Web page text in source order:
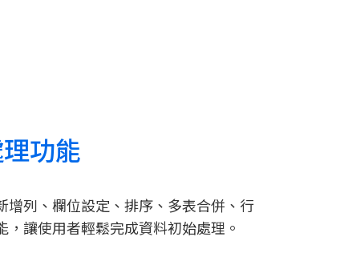
功能
增列、欄位設定、排序、多表合併、行
讓使用者輕鬆完成資料初始處理。